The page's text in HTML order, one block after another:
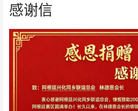
感谢信